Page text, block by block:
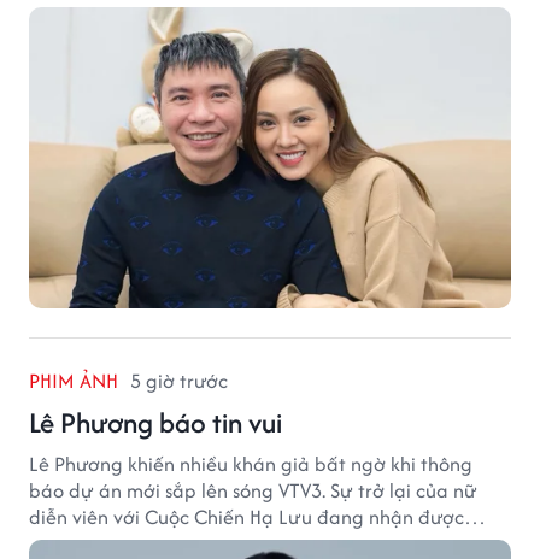
PHIM ẢNH 5 giờ trước
Lê Phương báo tin vui
Lê Phương khiến nhiều khán giả bất ngờ khi thông
báo dự án mới sắp lên sóng VTV3. Sự trở lại của nữ
diễn viên với Cuộc Chiến Hạ Lưu đang nhận được
nhiều sự quan tâm.